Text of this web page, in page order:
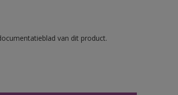
van dit product.